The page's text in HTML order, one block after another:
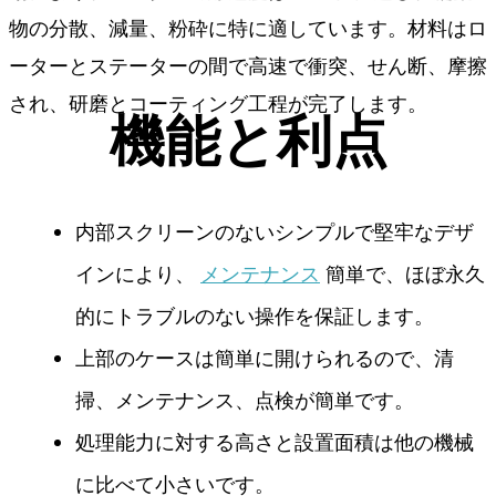
物の分散、減量、粉砕に特に適しています。材料はロ
ーターとステーターの間で高速で衝突、せん断、摩擦
され、研磨とコーティング工程が完了します。
機能と利点
内部スクリーンのないシンプルで堅牢なデザ
インにより、 メンテナンス 簡単で、ほぼ永久
的にトラブルのない操作を保証します。
上部のケースは簡単に開けられるので、清
掃、メンテナンス、点検が簡単です。
処理能力に対する高さと設置面積は他の機械
に比べて小さいです。